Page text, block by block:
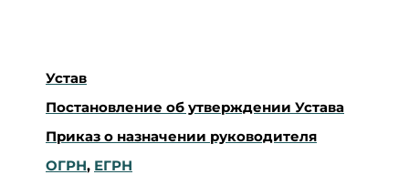
Устав
Постановление об утверждении Устава
Приказ о назначении руководителя
ОГРН, ЕГРН